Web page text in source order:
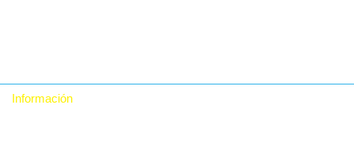
Información